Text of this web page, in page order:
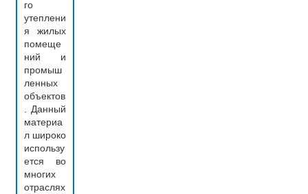
го
утеплени
я жилых
помеще
ний и
промыш
ленных
объектов
. Данный
материа
л широко
использу
ется во
многих
отраслях